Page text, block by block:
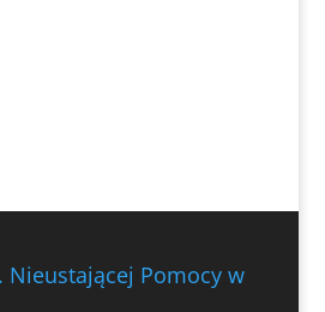
Nieustającej Pomocy w